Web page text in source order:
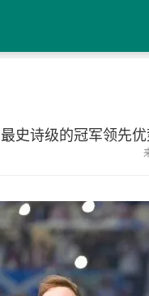
最史诗级的冠军领先